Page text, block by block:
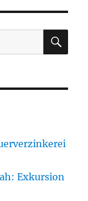
Exkursion